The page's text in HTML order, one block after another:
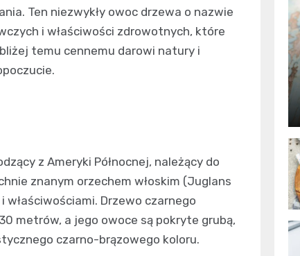
Ten niezwykły owoc drzewa o nazwie
i właściwości zdrowotnych, które
temu cennemu darowi natury i
z Ameryki Północnej, należący do
znanym orzechem włoskim (Juglans
właściwościami. Drzewo czarnego
metrów, a jego owoce są pokryte grubą,
czarno-brązowego koloru.